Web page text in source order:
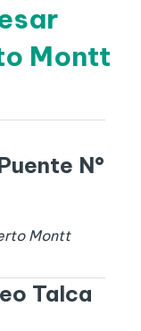
Montt
N°
Montt
Talca